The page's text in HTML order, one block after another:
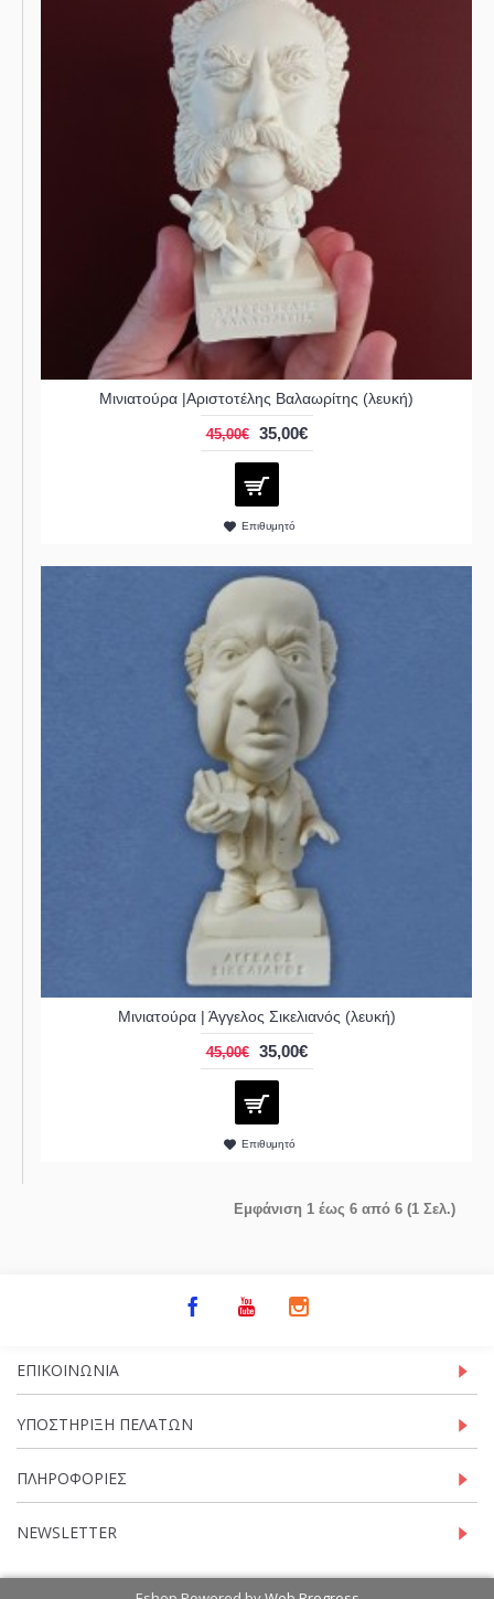
Μινιατούρα |Αριστοτέλης Βαλαωρίτης (λευκή)
45,00€ 35,00€
Επιθυμητό
Μινιατούρα | Άγγελος Σικελιανός (λευκή)
45,00€ 35,00€
Επιθυμητό
Εμφάνιση 1 έως 6 από 6 (1 Σελ.)
ΕΠΙΚΟΙΝΩΝΊΑ
ΥΠΟΣΤΉΡΙΞΗ ΠΕΛΑΤΏΝ
ΠΛΗΡΟΦΟΡΊΕΣ
NEWSLETTER